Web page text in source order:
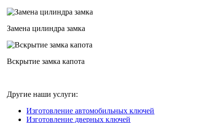
Замена цилиндра замка
Вскрытие замка капота
Другие наши услуги:
Изготовление автомобильных ключей
Изготовление дверных ключей